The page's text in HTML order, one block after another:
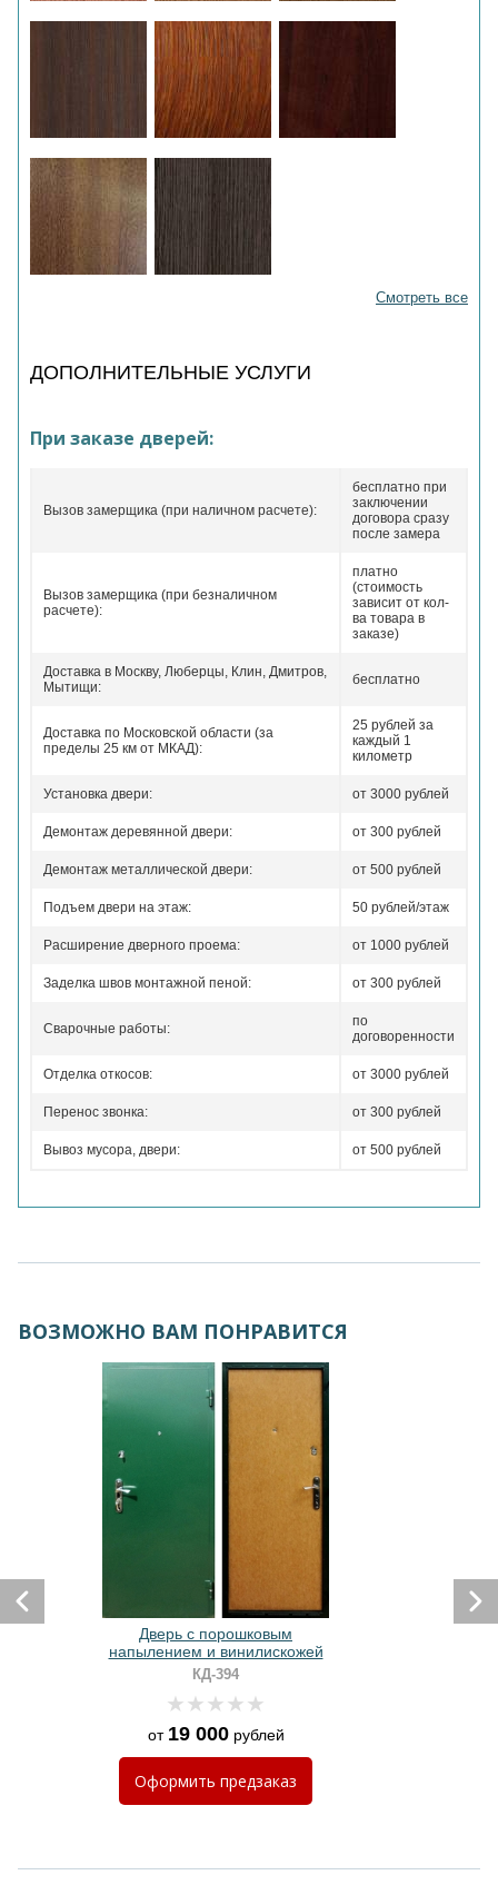
Смотреть все
ДОПОЛНИТЕЛЬНЫЕ УСЛУГИ
При заказе дверей:
Вызов замерщика (при наличном расчете):
бесплатно при
заключении
договора сразу
после замера
Вызов замерщика (при безналичном
расчете):
платно
(стоимость
зависит от кол-
ва товара в
заказе)
Доставка в Москву, Люберцы, Клин, Дмитров,
Мытищи:
бесплатно
Доставка по Московской области (за
пределы 25 км от МКАД):
25 рублей за
каждый 1
километр
Установка двери: от 3000 рублей
Демонтаж деревянной двери: от 300 рублей
Демонтаж металлической двери: от 500 рублей
Подъем двери на этаж: 50 рублей/этаж
Расширение дверного проема: от 1000 рублей
Заделка швов монтажной пеной: от 300 рублей
Сварочные работы:
по
договоренности
Отделка откосов: от 3000 рублей
Перенос звонка: от 300 рублей
Вывоз мусора, двери: от 500 рублей
ВОЗМОЖНО ВАМ ПОНРАВИТСЯ
Дверь с порошковым
напылением и винилискожей
КД-394
от 19 000рублей
Оформить предзаказ